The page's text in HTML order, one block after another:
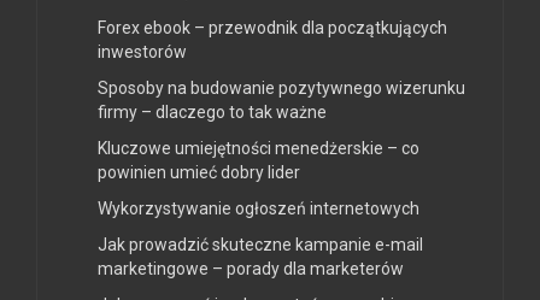
Forex ebook – przewodnik dla początkujących
inwestorów
Sposoby na budowanie pozytywnego wizerunku
firmy – dlaczego to tak ważne
Kluczowe umiejętności menedżerskie – co
powinien umieć dobry lider
Wykorzystywanie ogłoszeń internetowych
Jak prowadzić skuteczne kampanie e-mail
marketingowe – porady dla marketerów